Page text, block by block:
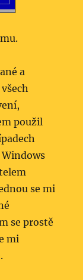
a
použil
se mi
se prostě
mi